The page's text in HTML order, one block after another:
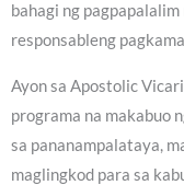
bahagi ng
responsableng
Ayon sa Apostolic
programa na makabuo
sa pananampalataya,
maglingkod para sa